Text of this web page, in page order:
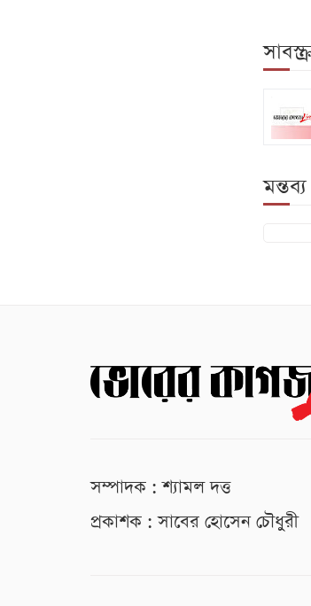
সম্পাদক : শ্যামল দত্ত
প্রকাশক : সাবের হোসেন চৌধুরী